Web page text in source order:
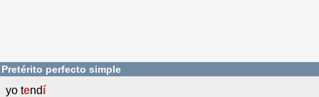
Pretérito perfecto simple
yo tendí